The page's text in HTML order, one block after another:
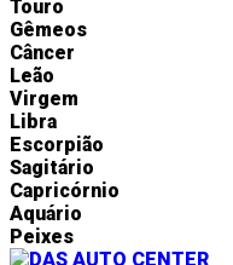
Touro
Gêmeos
Câncer
Leão
Virgem
Libra
Escorpião
Sagitário
Capricórnio
Aquário
Peixes